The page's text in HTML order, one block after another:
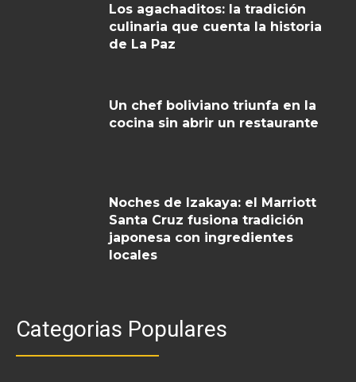
Los agachaditos: la tradición
culinaria que cuenta la historia
de La Paz
Un chef boliviano triunfa en la
cocina sin abrir un restaurante
Noches de Izakaya: el Marriott
Santa Cruz fusiona tradición
japonesa con ingredientes
locales
Categorias Populares